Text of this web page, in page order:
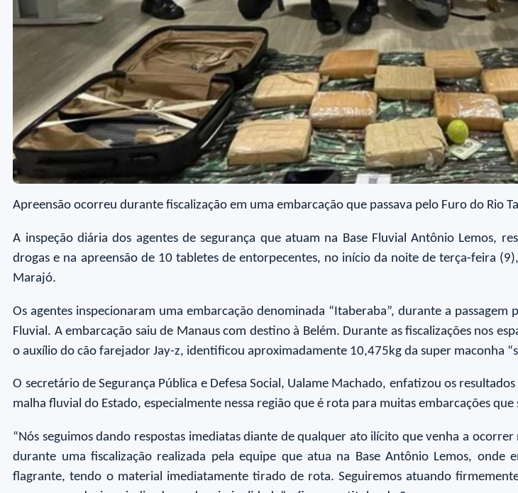
Apreensão ocorreu durante fiscalização em uma embarcação que passava pelo Furo do Rio
A inspeção diária dos agentes de segurança que atuam na Base Fluvial Antônio Lemos,
drogas e na apreensão de 10 tabletes de entorpecentes, no início da noite de terça-feira
Marajó.
Os agentes inspecionaram uma embarcação denominada “Itaberaba”, durante a
Fluvial. A embarcação saiu de Manaus com destino à Belém. Durante as fiscalizações nos
o auxílio do cão farejador Jay-z, identificou aproximadamente 10,475kg da super maconha
O secretário de Segurança Pública e Defesa Social, Ualame Machado, enfatizou os
malha fluvial do Estado, especialmente nessa região que é rota para muitas embarcações
“Nós seguimos dando respostas imediatas diante de qualquer ato ilícito que venha a
durante uma fiscalização realizada pela equipe que atua na Base Antônio Lemos, onde
flagrante, tendo o material imediatamente tirado de rota. Seguiremos atuando